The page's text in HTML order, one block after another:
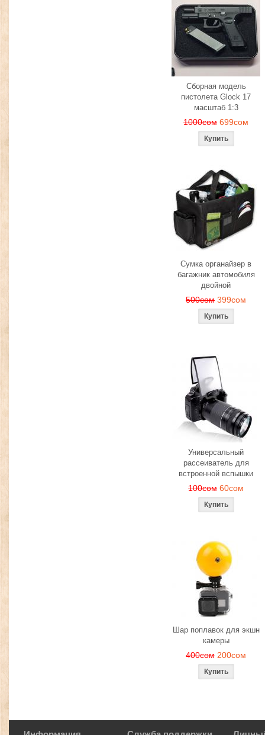
Сборная модель
пистолета Glock 17
масштаб 1:3
1000сом 699сом
Сумка органайзер в
багажник автомобиля
двойной
500сом 399сом
Универсальный
рассеиватель для
встроенной вспышки
100сом 60сом
Шар поплавок для экшн
камеры
400сом 200сом